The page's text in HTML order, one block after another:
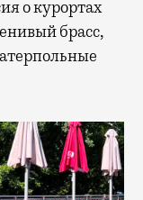
о курортах
брасс,